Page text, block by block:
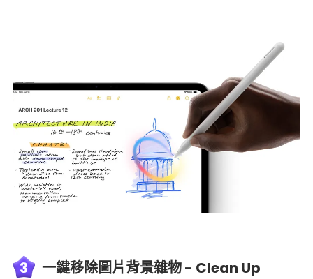
3 一鍵移除圖片背景雜物 - Clean Up